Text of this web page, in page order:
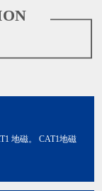
地磁。 CAT1地磁